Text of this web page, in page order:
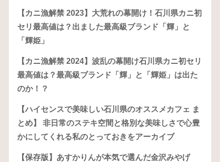
【カニ漁解禁 2023】大荒れの幕開け！石川県カニ初
セリ最高値は？出ました最高級ブランド「輝」と
「輝姫」
【カニ漁解禁 2024】波乱の幕開け石川県カニ初セリ
最高値は？最高級ブランド「輝」と「輝姫」は出た
のか！？
【ハイセンスで美味しい石川県のオススメカフェ ま
とめ】 非日常のステキ空間と格別な美味しさで心豊
かにしてくれる私のとっておきをアーカイブ
【保存版】あすかりんが本気で選んだ金沢みやげ